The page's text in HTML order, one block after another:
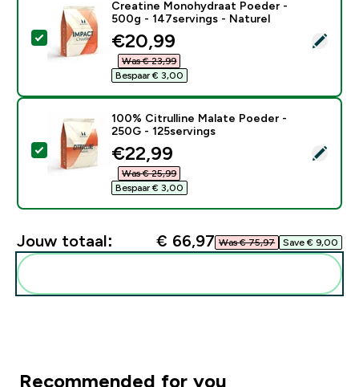
Selecteer dit product - Creatine Monohydraat
Creatine Monohydraat Poeder -
500g - 147servings - Naturel
discounted price
€20,99‎
Was € 23,99‎
Bespaar € 3,00‎
Selecteer dit product - 100% Citrulline Malate
100% Citrulline Malate Poeder -
250G - 125servings
discounted price
€22,99‎
Was € 25,99‎
Bespaar € 3,00‎
Jouw totaal: € 66,97‎ Was € 75,97‎ Save € 9,00‎
Recommended for you